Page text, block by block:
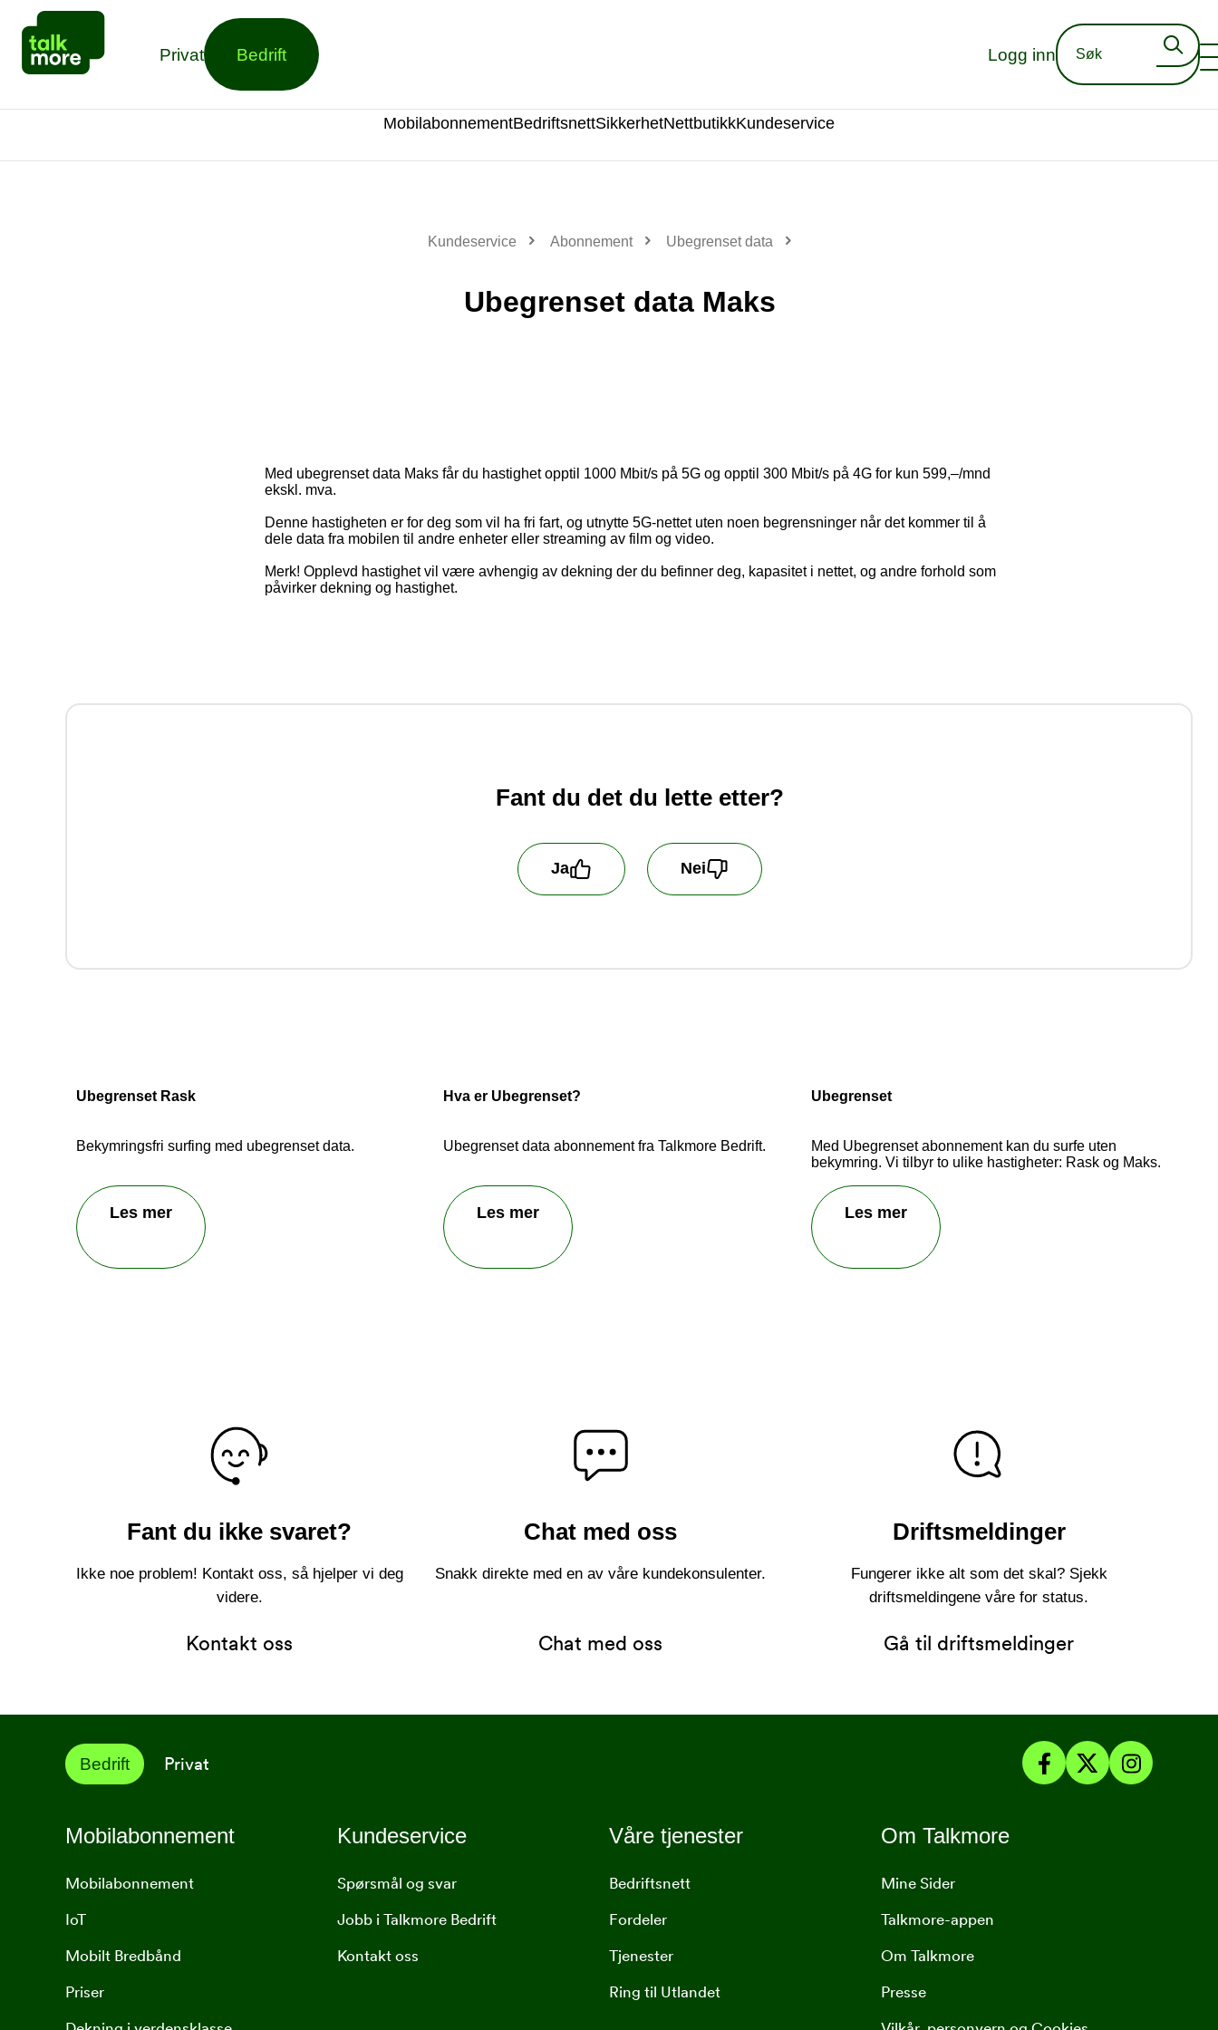
Privat Bedrift Logg inn
MobilabonnementBedriftsnettSikkerhetNettbutikkKundeservice
Kundeservice Abonnement Ubegrenset data
Ubegrenset data Maks
Med ubegrenset data Maks får du hastighet opptil 1000 Mbit/s på 5G og opptil 300 Mbit/s på 4G for kun 599,–/mnd
ekskl. mva.
Denne hastigheten er for deg som vil ha fri fart, og utnytte 5G-nettet uten noen begrensninger når det kommer til å
dele data fra mobilen til andre enheter eller streaming av film og video.
Merk! Opplevd hastighet vil være avhengig av dekning der du befinner deg, kapasitet i nettet, og andre forhold som
påvirker dekning og hastighet.
Fant du det du lette etter?
Ja Nei
Hjelp oss å bli bedre! Fortell oss hva du er misfornøyd med!
Send inn tilbakemelding
Ubegrenset Rask
Bekymringsfri surfing med ubegrenset data.
Les mer
Hva er Ubegrenset?
Ubegrenset data abonnement fra Talkmore Bedrift.
Les mer
Ubegrenset
Med Ubegrenset abonnement kan du surfe uten
bekymring. Vi tilbyr to ulike hastigheter: Rask og Maks.
Les mer
Fant du ikke svaret?
Ikke noe problem! Kontakt oss, så hjelper vi deg
videre.
Kontakt oss
Chat med oss
Snakk direkte med en av våre kundekonsulenter.
Chat med oss
Driftsmeldinger
Fungerer ikke alt som det skal? Sjekk
driftsmeldingene våre for status.
Gå til driftsmeldinger
Bedrift Privat
Mobilabonnement
Mobilabonnement
IoT
Mobilt Bredbånd
Priser
Kundeservice
Spørsmål og svar
Jobb i Talkmore Bedrift
Kontakt oss
Våre tjenester
Bedriftsnett
Fordeler
Tjenester
Ring til Utlandet
Om Talkmore
Mine Sider
Talkmore-appen
Om Talkmore
Presse